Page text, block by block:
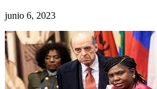
junio 6, 2023